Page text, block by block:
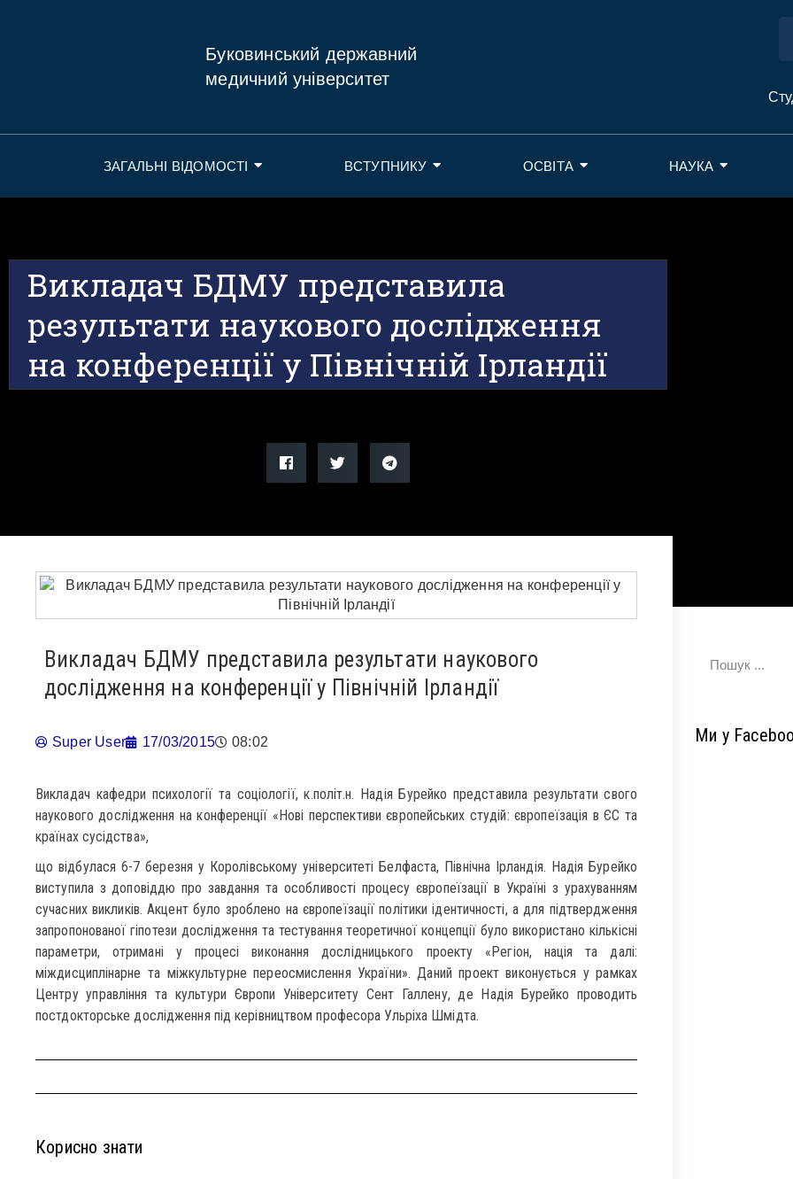
Буковинський державний
медичний університет
ЗАГАЛЬНІ ВІДОМОСТІ ВСТУПНИКУ ОСВІТА НАУКА
Викладач БДМУ представила
результати наукового дослідження
на конференції у Північній Ірландії
Викладач БДМУ представила результати наукового
дослідження на конференції у Північній Ірландії
Super User 17/03/2015 08:02
Викладач кафедри психології та соціології, к.політ.н. Надія Бурейко представила результати свого
наукового дослідження на конференції «Нові перспективи європейських студій: європеїзація в ЄС та
країнах сусідства»,
що відбулася 6-7 березня у Королівському університеті Белфаста, Північна Ірландія. Надія Бурейко
виступила з доповіддю про завдання та особливості процесу європеїзації в Україні з урахуванням
сучасних викликів. Акцент було зроблено на європеїзації політики ідентичності, а для підтвердження
запропонованої гіпотези дослідження та тестування теоретичної концепції було використано кількісні
параметри, отримані у процесі виконання дослідницького проекту «Регіон, нація та далі:
міждисциплінарне та міжкультурне переосмислення України». Даний проект виконується у рамках
Центру управління та культури Європи Університету Сент Галлену, де Надія Бурейко проводить
постдокторське дослідження під керівництвом професора Ульріха Шмідта.
Корисно знати
Ми у